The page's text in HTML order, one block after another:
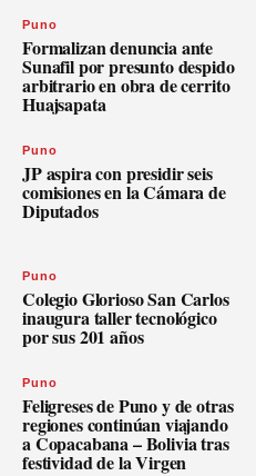
Puno
Formalizan denuncia ante
Sunafil por presunto despido
arbitrario en obra de cerrito
Huajsapata
Puno
JP aspira con presidir seis
comisiones en la Cámara de
Diputados
Puno
Colegio Glorioso San Carlos
inaugura taller tecnológico
por sus 201 años
Puno
Feligreses de Puno y de otras
regiones continúan viajando
a Copacabana – Bolivia tras
festividad de la Virgen